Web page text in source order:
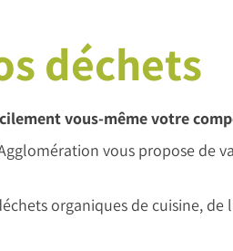
déchets
vous-même votre
vous propose de
organiques de cuisine,